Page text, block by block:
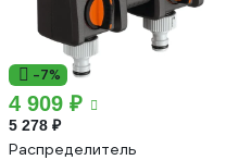
-7%
4 909 ₽
5 278 ₽
Распределитель